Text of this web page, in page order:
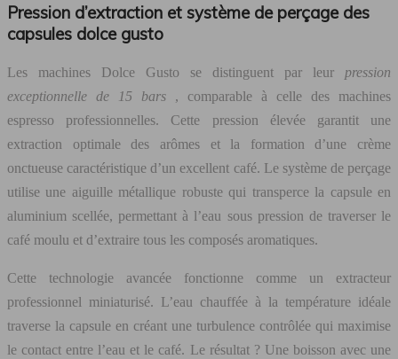
Pression d’extraction et système de perçage des
capsules dolce gusto
Les machines Dolce Gusto se distinguent par leur pression
exceptionnelle de 15 bars , comparable à celle des machines
espresso professionnelles. Cette pression élevée garantit une
extraction optimale des arômes et la formation d’une crème
onctueuse caractéristique d’un excellent café. Le système de perçage
utilise une aiguille métallique robuste qui transperce la capsule en
aluminium scellée, permettant à l’eau sous pression de traverser le
café moulu et d’extraire tous les composés aromatiques.
Cette technologie avancée fonctionne comme un extracteur
professionnel miniaturisé. L’eau chauffée à la température idéale
traverse la capsule en créant une turbulence contrôlée qui maximise
le contact entre l’eau et le café. Le résultat ? Une boisson avec une